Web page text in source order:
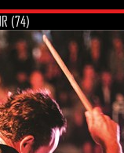
(74)